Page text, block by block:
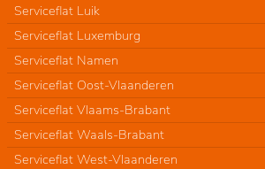
Serviceflat Luik
Serviceflat Luxemburg
Serviceflat Namen
Serviceflat Oost-Vlaanderen
Serviceflat Vlaams-Brabant
Serviceflat Waals-Brabant
Serviceflat West-Vlaanderen